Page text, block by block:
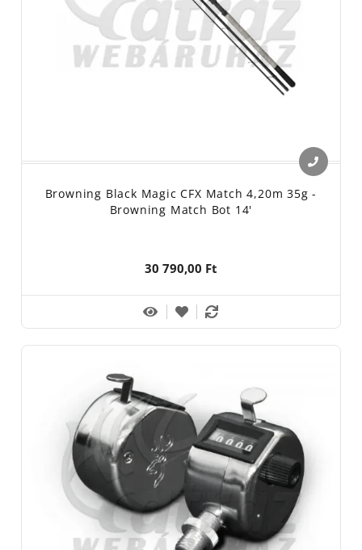
Browning Black Magic CFX Match 4,20m 35g -
Browning Match Bot 14'
30 790,00 Ft